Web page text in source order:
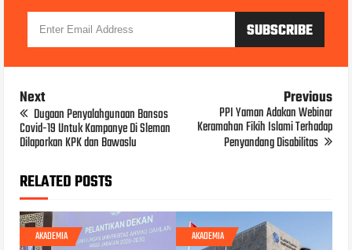
Next
Dugaan Penyalahgunaan Bansos
Covid-19 Untuk Kampanye Di Sleman
Dilaporkan KPK dan Bawaslu
Previous
PPI Yaman Adakan Webinar
Keramahan Fikih Islami Terhadap
Penyandang Disabilitas
RELATED POSTS
AKADEMIA AKADEMIA